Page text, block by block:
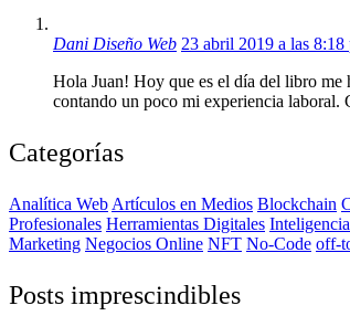
Dani Diseño Web 23 abril 2019 a las 8:18
Hola Juan! Hoy que es el día del libro me
contando un poco mi experiencia laboral.
Categorías
Analítica Web Artículos en Medios Blockchain
Profesionales Herramientas Digitales
Marketing Negocios Online NFT No-Code off-
Posts imprescindibles